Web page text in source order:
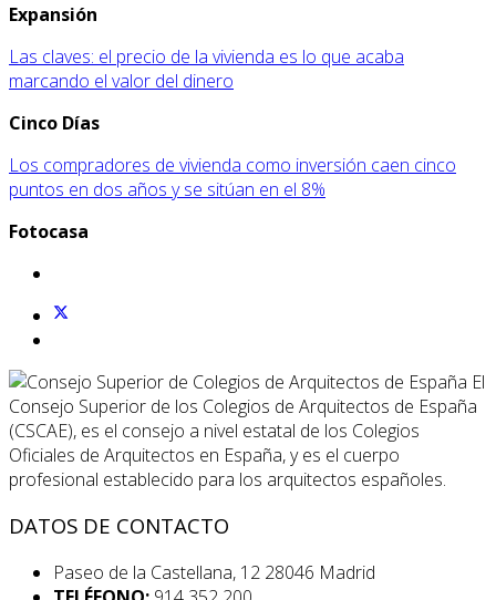
Expansión
Las claves: el precio de la vivienda es lo que acaba
marcando el valor del dinero
Cinco Días
Los compradores de vivienda como inversión caen cinco
puntos en dos años y se sitúan en el 8%
Fotocasa
El
Consejo Superior de los Colegios de Arquitectos de España
(CSCAE), es el consejo a nivel estatal de los Colegios
Oficiales de Arquitectos en España, y es el cuerpo
profesional establecido para los arquitectos españoles.
DATOS DE CONTACTO
Paseo de la Castellana, 12 28046 Madrid